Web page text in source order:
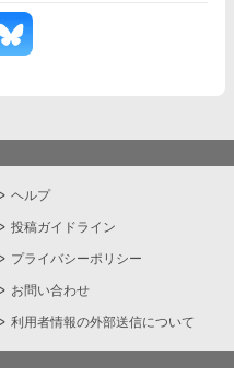
ヘルプ
投稿ガイドライン
プライバシーポリシー
お問い合わせ
利用者情報の外部送信について